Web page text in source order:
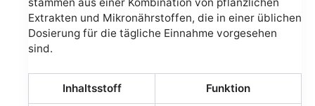
Extrakten und Mikronährstoffen, die in einer üblichen
Dosierung für die tägliche Einnahme vorgesehen
sind.
Inhaltsstoff Funktion